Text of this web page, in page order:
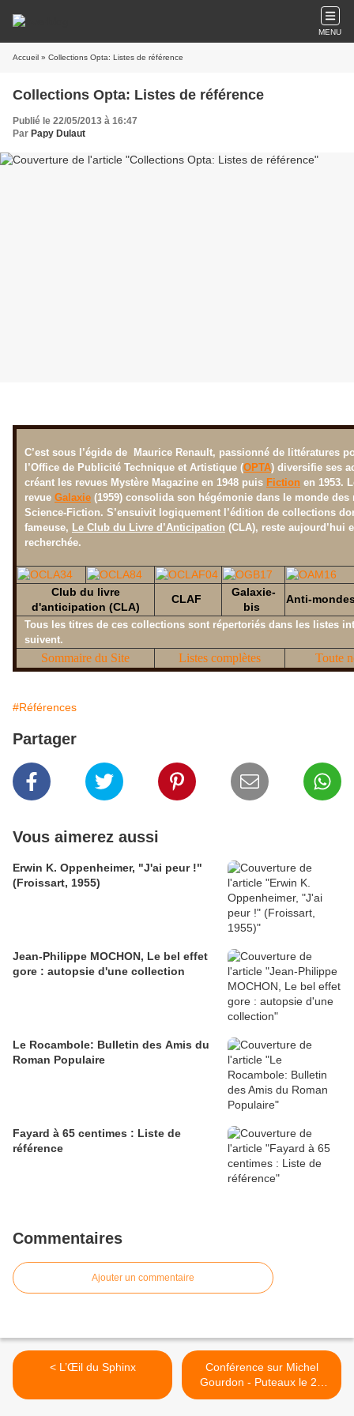
MENU
Accueil » Collections Opta: Listes de référence
Collections Opta: Listes de référence
Publié le 22/05/2013 à 16:47
Par Papy Dulaut
C’est sous l’égide de Maurice Renault, passionné de littératures
l’Office de Publicité Technique et Artistique (OPTA) diversifie ses
créant les revues Mystère Magazine en 1948 puis Fiction en 1953.
revue Galaxie (1959) consolida son hégémonie dans le monde des
Science-Fiction. S’ensuivit logiquement l’édition de collections
fameuse, Le Club du Livre d’Anticipation (CLA), reste aujourd’hui
recherchée.
Club du livre
d'anticipation (CLA)
CLAF
Galaxie-
bis
Anti-
Tous les titres de ces collections sont répertoriés dans les listes
suivent.
Sommaire du Site Listes complètes Toute
#Références
Partager
Vous aimerez aussi
Erwin K. Oppenheimer, "J'ai peur !"
(Froissart, 1955)
Jean-Philippe MOCHON, Le bel effet
gore : autopsie d'une collection
Le Rocambole: Bulletin des Amis du
Roman Populaire
Fayard à 65 centimes : Liste de
référence
Commentaires
Ajouter un commentaire
< L’Œil du Sphinx
Conférence sur Michel
Gourdon - Puteaux le 25
mai 2013 >